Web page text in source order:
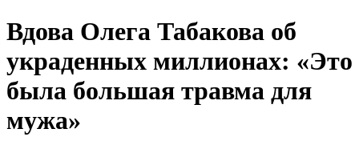
Вдова Олега Табакова об
украденных миллионах: «Это
была большая травма для
мужа»